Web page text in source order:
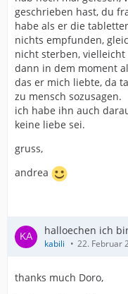
geschrieben hast, du
habe als er die
nichts empfunden,
nicht sterben,
dann in dem moment
das er mich liebte, da
zu mensch sozusagen.
ich habe ihn auch
keine liebe sei.
gruss,
andrea
halloechen ich
kabili 22. Februar
thanks much Doro,